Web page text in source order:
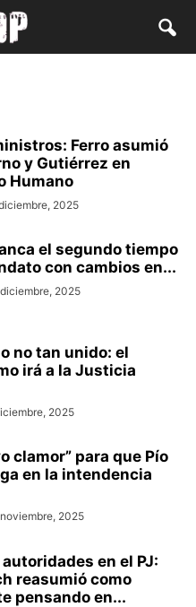
Ferro asumió
y Gutiérrez en
Humano
2025
el segundo tiempo
con cambios en...
2025
no tan unido: el
irá a la Justicia
2025
clamor” para que Pío
en la intendencia
2025
autoridades en el PJ:
reasumió como
pensando en...